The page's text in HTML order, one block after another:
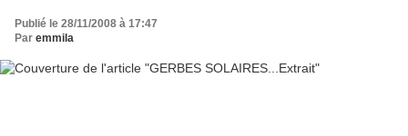
Publié le 28/11/2008 à 17:47
Par emmila